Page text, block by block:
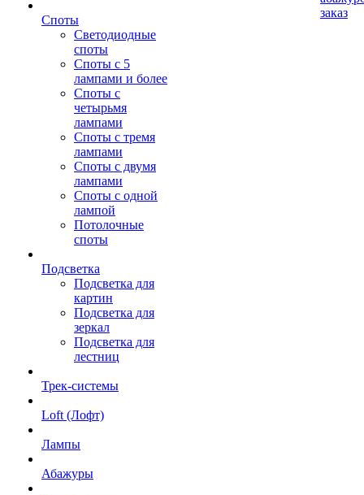
Споты
Светодиодные
споты
Споты с 5
лампами и более
Споты с
четырьмя
лампами
Споты с тремя
лампами
Споты с двумя
лампами
Споты с одной
лампой
Потолочные
споты
Подсветка
Подсветка для
картин
Подсветка для
зеркал
Подсветка для
лестниц
Трек-системы
Loft (Лофт)
Лампы
Абажуры
заказ